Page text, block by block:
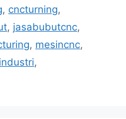
, cncturning,
, jasabubutcnc,
, mesincnc,
,